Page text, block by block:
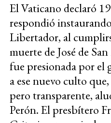
El Vaticano declaró
respondió
Libertador, al
muerte de José de
fue presionada por el
a ese nuevo culto
pero transparente,
Perón. El presbítero